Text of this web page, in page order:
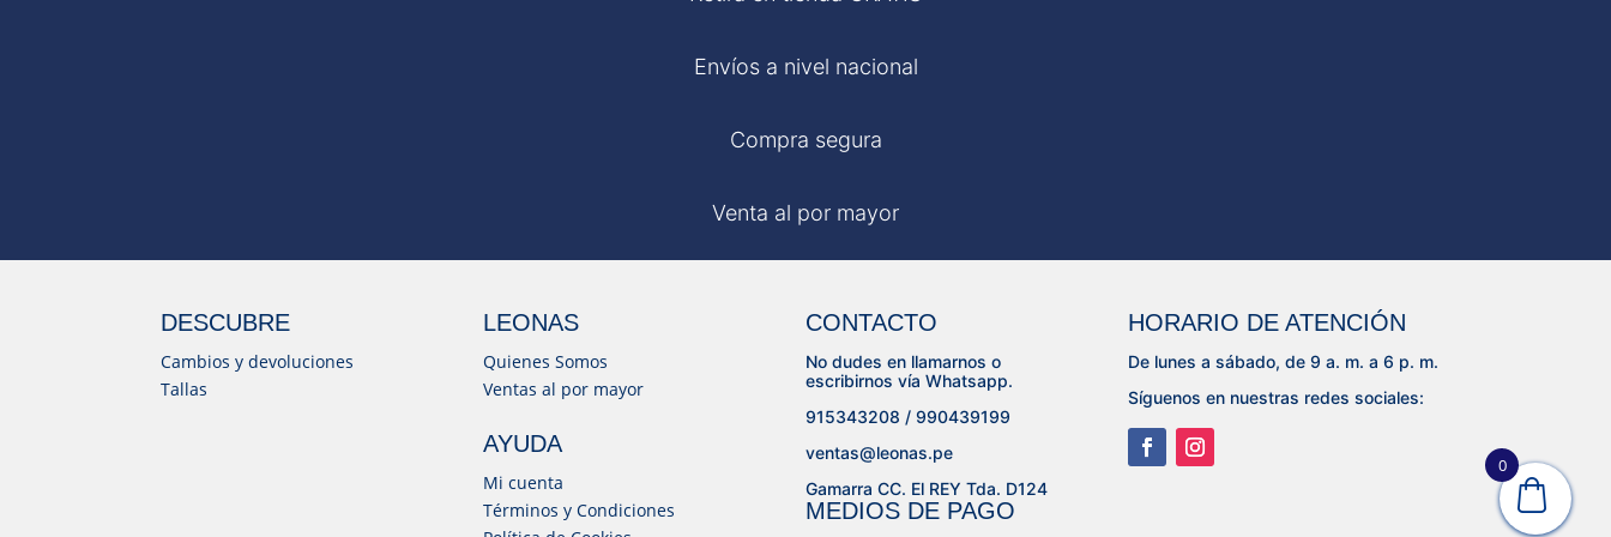
Envíos a nivel nacional
Compra segura
Venta al por mayor
DESCUBRE
Cambios y devoluciones
Tallas
LEONAS
Quienes Somos
Ventas al por mayor
AYUDA
Mi cuenta
Términos y Condiciones
CONTACTO
No dudes en llamarnos o
escribirnos vía Whatsapp.
915343208 / 990439199
ventas@leonas.pe
Gamarra CC. El REY Tda. D124
MEDIOS DE PAGO
HORARIO DE ATENCIÓN
De lunes a sábado, de 9 a. m. a 6 p. m.
Síguenos en nuestras redes sociales:
0